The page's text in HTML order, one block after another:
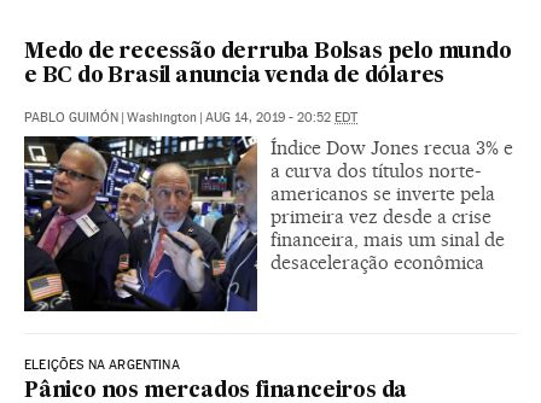
Medo de recessão derruba Bolsas pelo mundo
e BC do Brasil anuncia venda de dólares
PABLO GUIMÓN | Washington | AUG 14, 2019 - 20:52 EDT
Índice Dow Jones recua 3% e
a curva dos títulos norte-
americanos se inverte pela
primeira vez desde a crise
financeira, mais um sinal de
desaceleração econômica
ELEIÇÕES NA ARGENTINA
Pânico nos mercados financeiros da